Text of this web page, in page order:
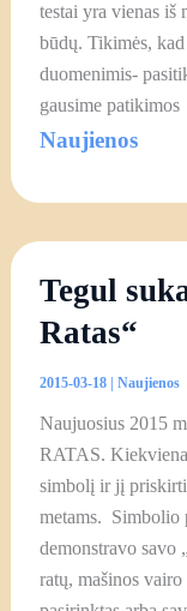
testai yra vienas iš
būdų. Tikimės,
duomenimis-
gausime patikimos
Naujienos
Tegul
Ratas“
2015-03-18 Naujienos
Naujuosius 2015
RATAS.
simbolį ir jį priskirti
metams. Simbolio
demonstravo savo
ratų, mašinos